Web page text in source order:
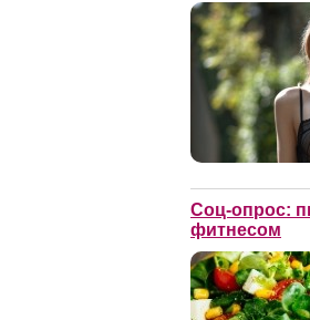
Соц-опрос:
фитнесом